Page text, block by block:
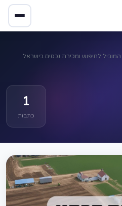
לחיפוש ומכירת נכסים בישראל
1
כתבות